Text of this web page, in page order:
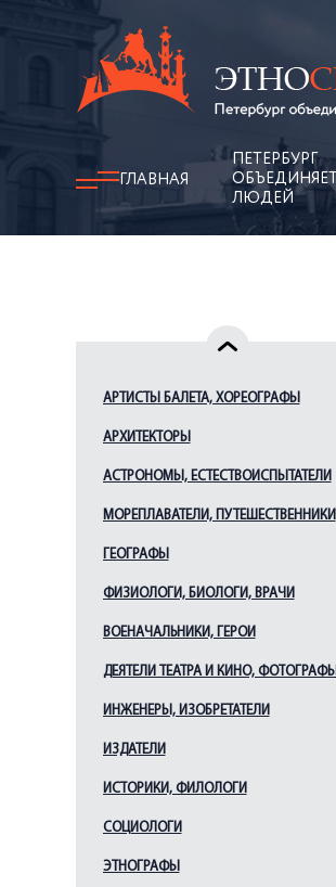
ГЛАВНАЯ
ПЕТЕРБУРГ
ОБЪЕДИНЯЕТ
ЛЮДЕЙ
АРТИСТЫ БАЛЕТА, ХОРЕОГРАФЫ
АРХИТЕКТОРЫ
АСТРОНОМЫ, ЕСТЕСТВОИСПЫТАТЕЛИ
МОРЕПЛАВАТЕЛИ, ПУТЕШЕСТВЕННИКИ
ГЕОГРАФЫ
ФИЗИОЛОГИ, БИОЛОГИ, ВРАЧИ
ВОЕНАЧАЛЬНИКИ, ГЕРОИ
ДЕЯТЕЛИ ТЕАТРА И КИНО, ФОТОГРАФЫ
ИНЖЕНЕРЫ, ИЗОБРЕТАТЕЛИ
ИЗДАТЕЛИ
ИСТОРИКИ, ФИЛОЛОГИ
СОЦИОЛОГИ
ЭТНОГРАФЫ